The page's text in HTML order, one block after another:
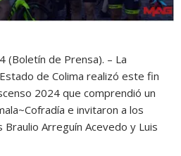
(Boletín de Prensa). – La
de Colima realizó este fin
2024 que comprendió un
e invitaron a los
Arreguín Acevedo y Luis